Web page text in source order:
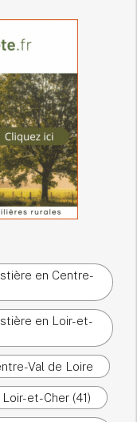
en Centre-
en Loir-et-
Val de Loire
et-Cher (41)